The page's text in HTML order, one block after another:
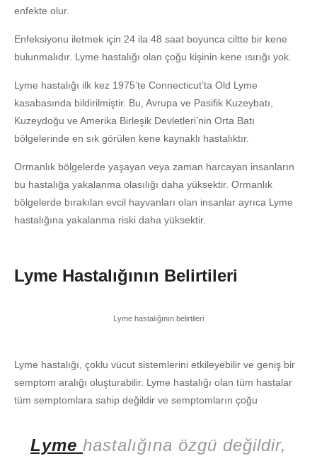
enfekte olur.
Enfeksiyonu iletmek için 24 ila 48 saat boyunca ciltte bir kene
bulunmalıdır. Lyme hastalığı olan çoğu kişinin kene ısırığı yok.
Lyme hastalığı ilk kez 1975’te Connecticut’ta Old Lyme
kasabasında bildirilmiştir. Bu, Avrupa ve Pasifik Kuzeybatı,
Kuzeydoğu ve Amerika Birleşik Devletleri’nin Orta Batı
bölgelerinde en sık görülen kene kaynaklı hastalıktır.
Ormanlık bölgelerde yaşayan veya zaman harcayan insanların
bu hastalığa yakalanma olasılığı daha yüksektir. Ormanlık
bölgelerde bırakılan evcil hayvanları olan insanlar ayrıca Lyme
hastalığına yakalanma riski daha yüksektir.
Lyme Hastalığının Belirtileri
Lyme hastalığının belirtileri
Lyme hastalığı, çoklu vücut sistemlerini etkileyebilir ve geniş bir
semptom aralığı oluşturabilir. Lyme hastalığı olan tüm hastalar
tüm semptomlara sahip değildir ve semptomların çoğu
Lyme hastalığına özgü değildir,